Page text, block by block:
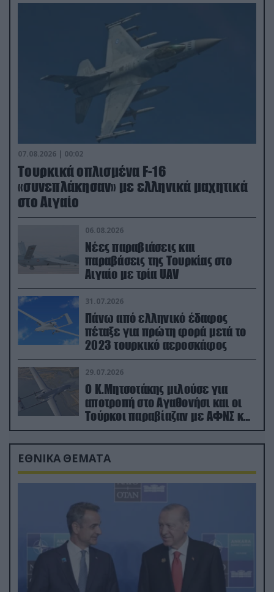
07.08.2026 | 00:02
Τουρκικά οπλισμένα F-16
«συνεπλάκησαν» με ελληνικά μαχητικά
στο Αιγαίο
06.08.2026
Νέες παραβιάσεις και
παραβάσεις της Τουρκίας στο
Αιγαίο με τρία UAV
31.07.2026
Πάνω από ελληνικό έδαφος
πέταξε για πρώτη φορά μετά το
2023 τουρκικό αεροσκάφος
29.07.2026
Ο Κ.Μητσοτάκης μιλούσε για
αποτροπή στο Αγαθονήσι και οι
Τούρκοι παραβίαζαν με ΑΦΝΣ και
drone
ΕΘΝΙΚΑ ΘΕΜΑΤΑ